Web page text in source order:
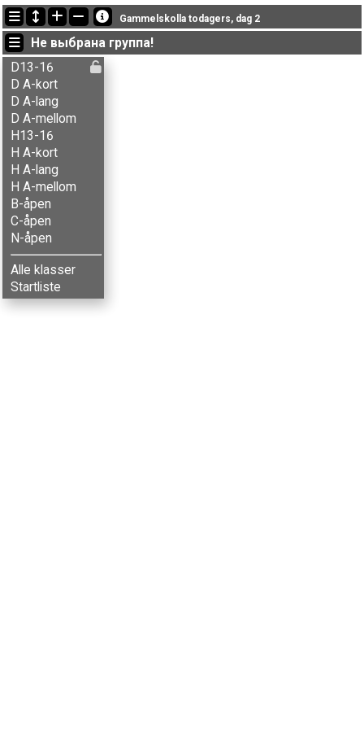
Последние обновления
15:05:54: Kristian G. Ulekleiv (Herrer A-lang) финишировал с результатом 154:19 (32)
14:42:49: Marius Brateng (Herrer A-lang
14:21:39: Sigmund Vister (Herrer A-mellom) got new status: dns
Gammelskolla todagers, dag 2
Не выбрана группа!
D13-16
D A-kort
D A-lang
D A-mellom
H13-16
H A-kort
H A-lang
H A-mellom
B-åpen
C-åpen
N-åpen
Alle klasser
Startliste